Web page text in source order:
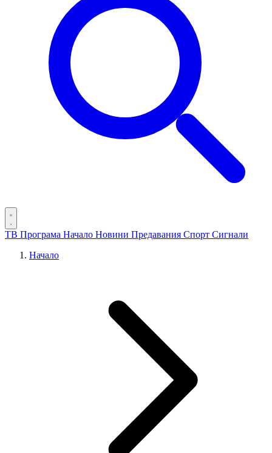
ТВ Програма Начало Новини Предавания Спорт Сигнали
Начало